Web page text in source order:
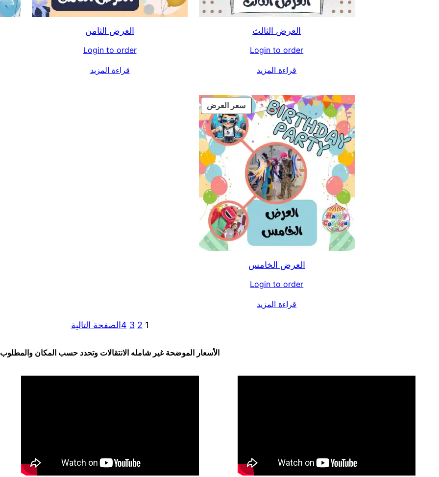
العرض الثالث
Login to order
قراءة المزيد
العرض الثامن
Login to order
قراءة المزيد
سعر العرضمنتج
مخفض
العرض الخامس
Login to order
قراءة المزيد
1
2
3
4الصفحة التالية
الأسعار الموضحة غير شامله الانتقالات وتحدد حسب المكان والمطلوب